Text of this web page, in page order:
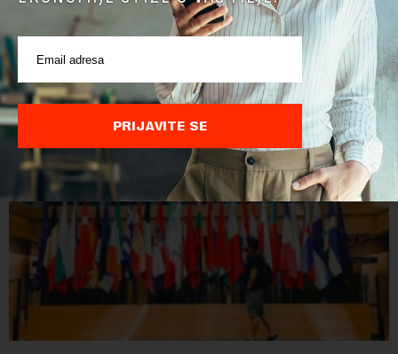
Od oktobra 2025. godine, funkciju ambasadorke Francuske u
Srbiji obavlja Florans Ferari, karijerna diplomatkinja sa više od
tri decenije iskustva u francuskoj diplomatiji. Tokom bogate
karije...
PRIJAVITE SE